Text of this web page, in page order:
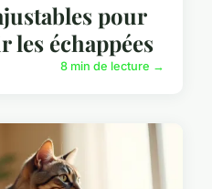
pour
les échappées
8 min de lecture →